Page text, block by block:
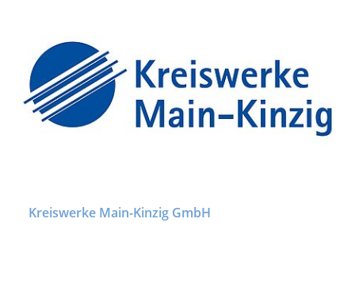
Kreiswerke Main-Kinzig GmbH